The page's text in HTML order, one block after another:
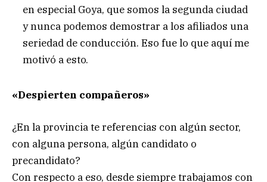
en especial Goya, que somos la segunda ciudad
y nunca podemos demostrar a los afiliados una
seriedad de conducción. Eso fue lo que aquí me
motivó a esto.
«Despierten compañeros»
¿En la provincia te referencias con algún sector,
con alguna persona, algún candidato o
precandidato?
Con respecto a eso, desde siempre trabajamos con